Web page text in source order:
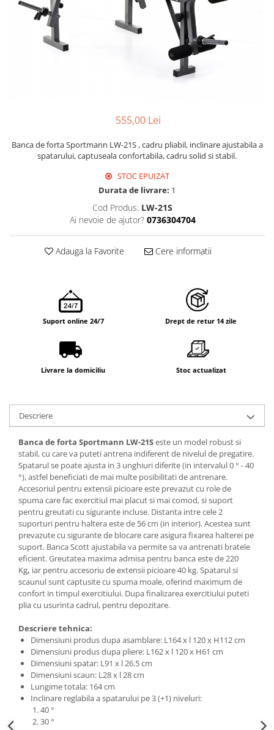
555,00 Lei
Banca de forta Sportmann LW-21S , cadru pliabil, inclinare ajustabila a
spatarului, captuseala confortabila, cadru solid si stabil.
STOC EPUIZAT
Durata de livrare: 1
Cod Produs: LW-21S
Ai nevoie de ajutor? 0736304704
Adauga la Favorite Cere informatii
Suport online 24/7 Drept de retur 14 zile
Livrare la domiciliu Stoc actualizat
Descriere
Banca de forta Sportmann LW-21Seste un model robust si
stabil, cu care va puteti antrena indiferent de nivelul de pregatire.
Spatarul se poate ajusta in 3 unghiuri diferite(in intervalul 0 ° - 40
°), astfel beneficiati de mai multe posibilitati de antrenare.
Accesoriul pentru extensii picioare este prevazut cu role de
spuma care fac exercitiul mai placut si mai comod, si suport
pentru greutati cu sigurante incluse. Distanta intre cele 2
suporturi pentru haltera este de 56 cm (in interior). Acestea sunt
prevazute cu sigurante de blocare care asigura fixarea halterei pe
suport. Banca Scott ajustabila va permite sa va antrenati bratele
eficient. Greutatea maxima admisa pentru banca este de 220
Kg, iar pentru accesoriu de extensii picioare 40 kg. Spatarul si
scaunul sunt captusite cu spuma moale, oferind maximum de
confort in timpul exercitiului. Dupa finalizarea exercitiului puteti
plia cu usurinta cadrul, pentru depozitare.
Descriere tehnica:
Dimensiuni produs dupa asamblare: L164 x l 120 x H112 cm
Dimensiuni produs dupa pliere: L162 x l 120 x H61 cm
Dimensiuni spatar: L91 x l 26.5 cm
Dimensiuni scaun: L28 x l 28 cm
Lungime totala: 164 cm
Inclinare reglabila a spatarului pe 3 (+1) niveluri:
1. 40 °
2. 30 °